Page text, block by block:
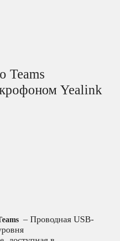
Teams
Yealink
– Проводная USB-